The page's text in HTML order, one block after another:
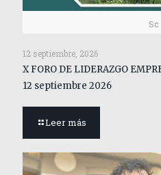
Sc
12 septiembre, 2026
X FORO DE LIDERAZGO
12 septiembre 2026
Leer más